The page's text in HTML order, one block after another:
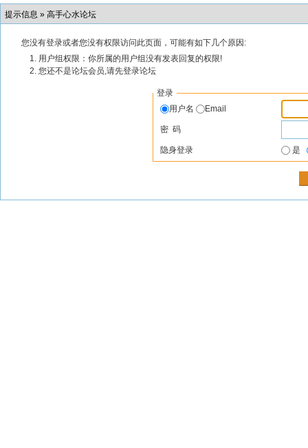
提示信息 » 高手心水论坛
您没有登录或者您没有权限访问此页面，可能有如下几个原因:
用户组权限：你所属的用户组没有发表回复的权限!
您还不是论坛会员,请先登录论坛
登录
用户名
Email
密 码
隐身登录 是